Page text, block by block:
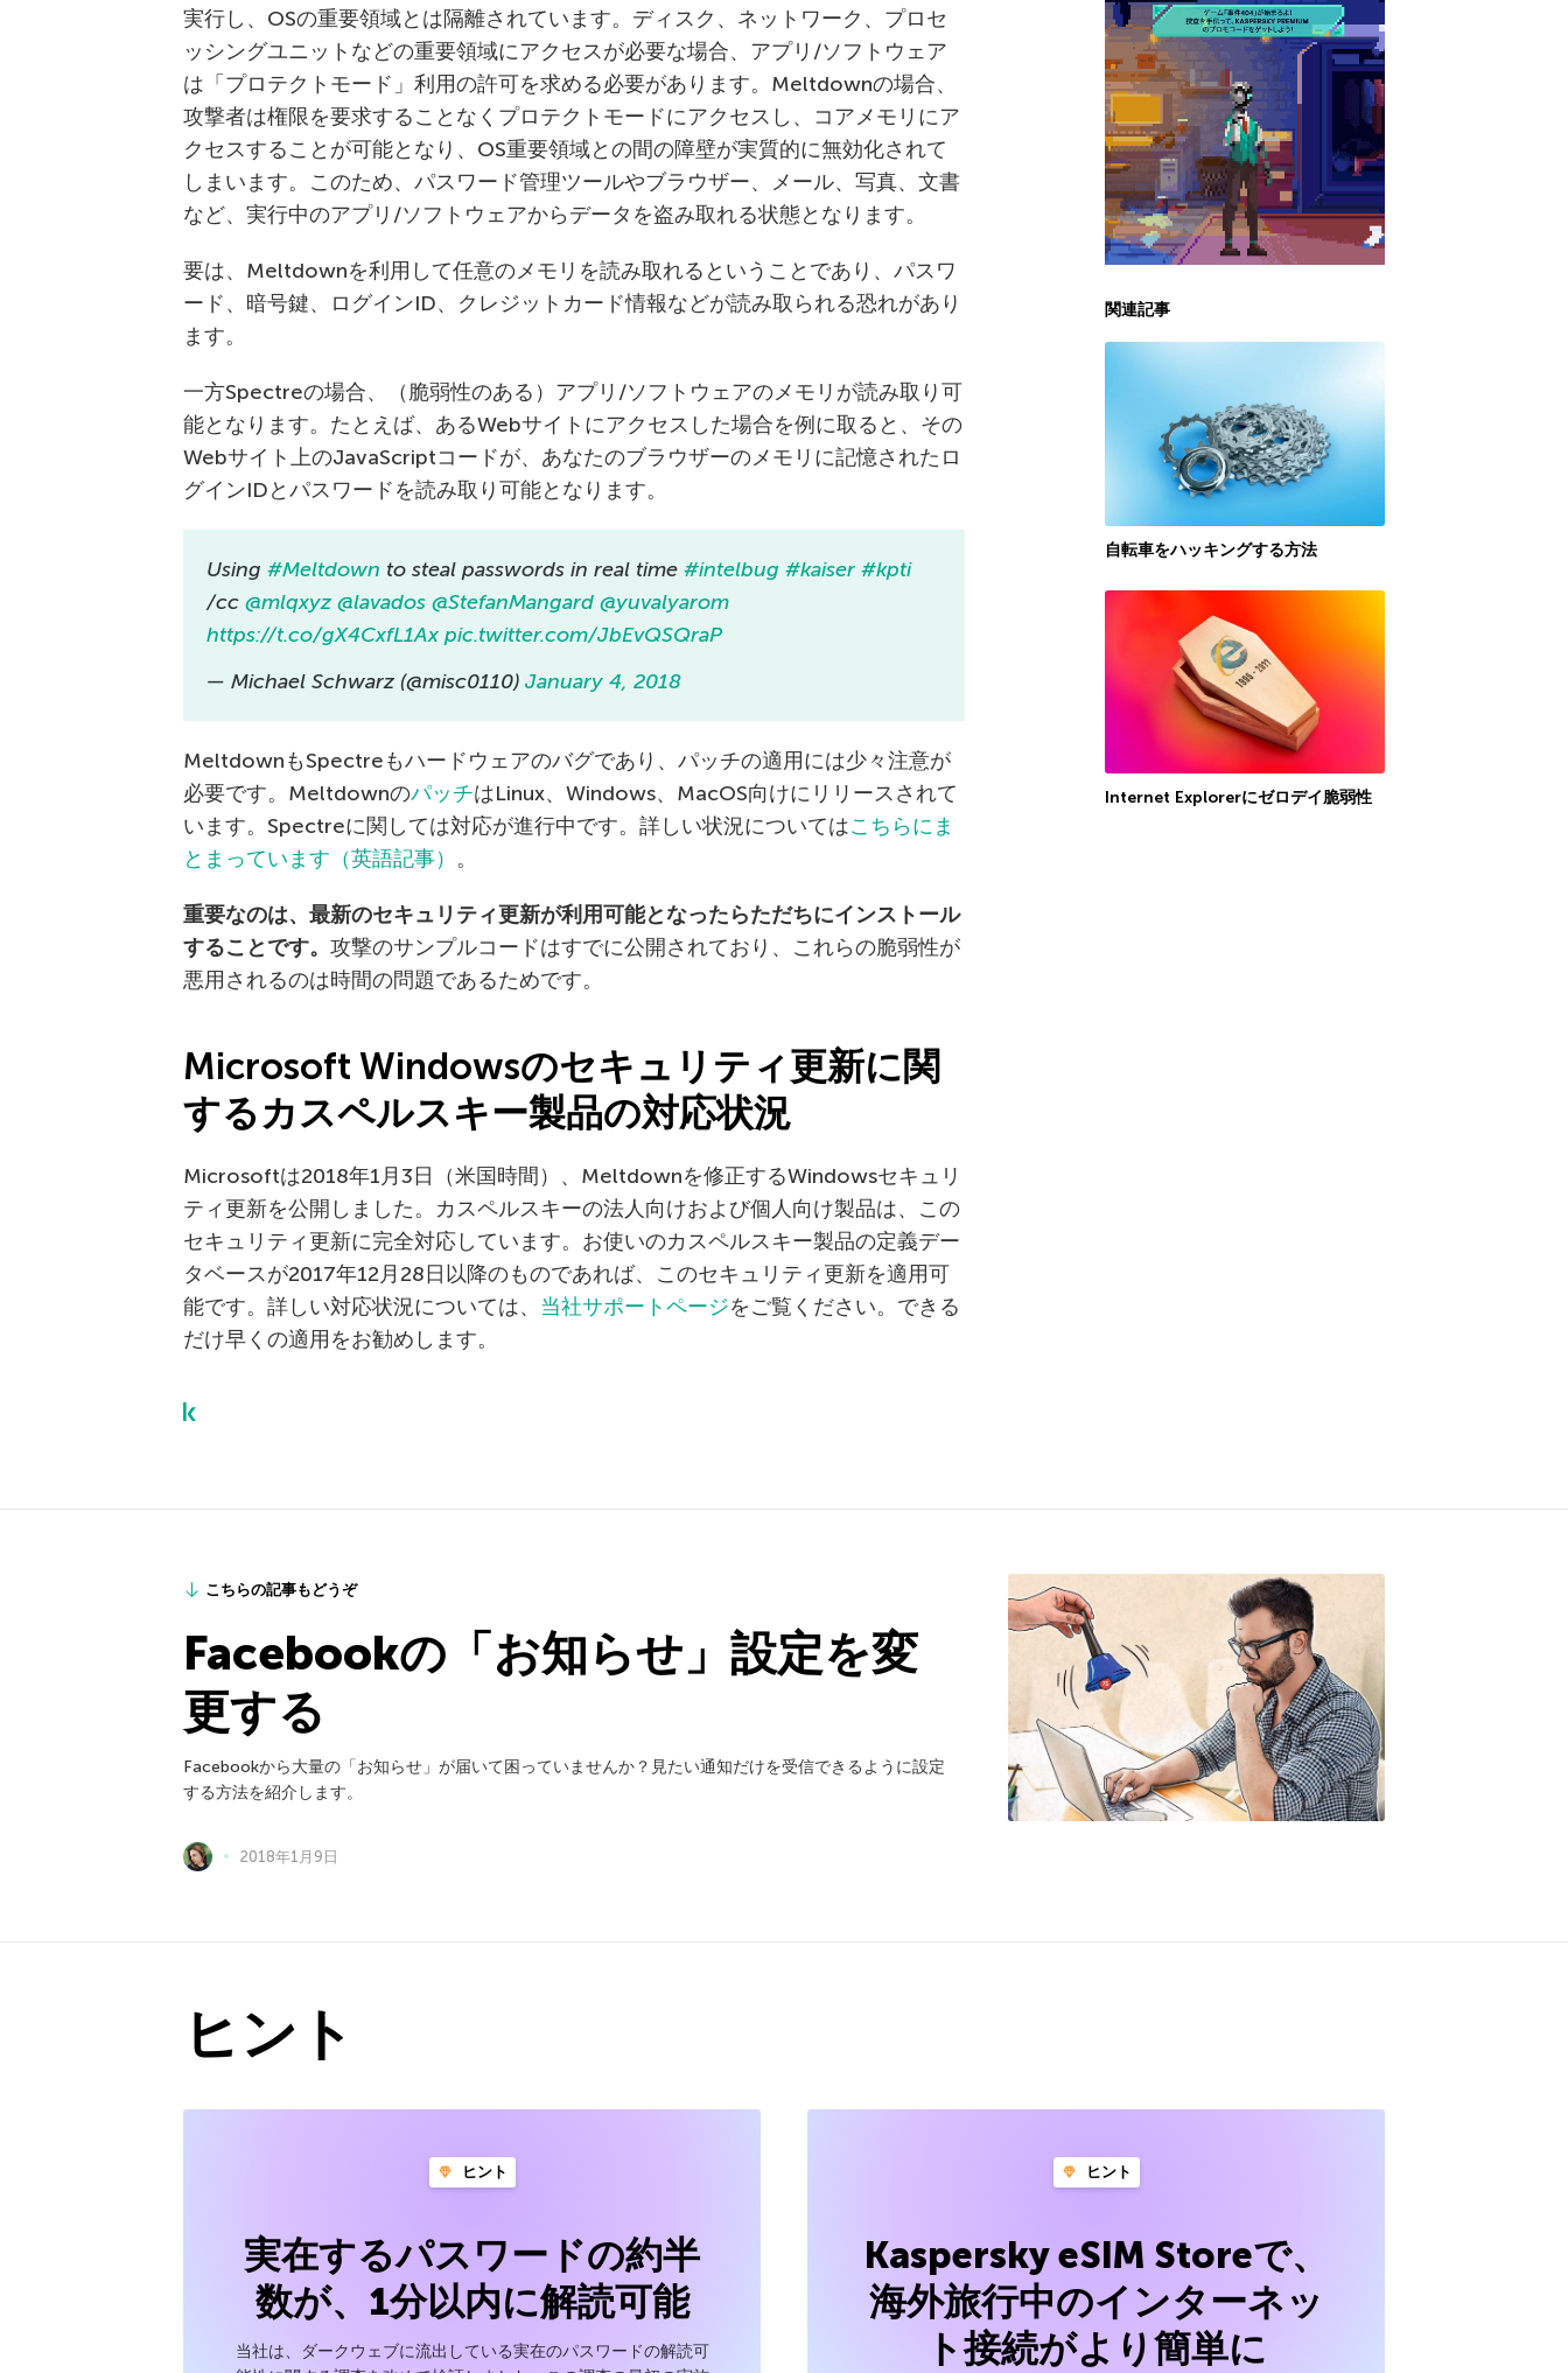
実行し、OSの重要領域とは隔離されています。ディスク、ネットワーク、プロセ
ッシングユニットなどの重要領域にアクセスが必要な場合、アプリ/ソフトウェア
は「プロテクトモード」利用の許可を求める必要があります。Meltdownの場合、
攻撃者は権限を要求することなくプロテクトモードにアクセスし、コアメモリにア
クセスすることが可能となり、OS重要領域との間の障壁が実質的に無効化されて
しまいます。このため、パスワード管理ツールやブラウザー、メール、写真、文書
など、実行中のアプリ/ソフトウェアからデータを盗み取れる状態となります。
要は、Meltdownを利用して任意のメモリを読み取れるということであり、パスワ
ード、暗号鍵、ログインID、クレジットカード情報などが読み取られる恐れがあり
ます。
一方Spectreの場合、（脆弱性のある）アプリ/ソフトウェアのメモリが読み取り可
能となります。たとえば、あるWebサイトにアクセスした場合を例に取ると、その
Webサイト上のJavaScriptコードが、あなたのブラウザーのメモリに記憶されたロ
グインIDとパスワードを読み取り可能となります。
Using #Meltdown to steal passwords in real time #intelbug #kaiser #kpti
/cc @mlqxyz @lavados @StefanMangard @yuvalyarom
https://t.co/gX4CxfL1Ax pic.twitter.com/JbEvQSQraP
— Michael Schwarz (@misc0110) January 4, 2018
MeltdownもSpectreもハードウェアのバグであり、パッチの適用には少々注意が
必要です。MeltdownのパッチはLinux、Windows、MacOS向けにリリースされて
います。Spectreに関しては対応が進行中です。詳しい状況についてはこちらにま
とまっています（英語記事） 。
重要なのは、最新のセキュリティ更新が利用可能となったらただちにインストール
することです。 攻撃のサンプルコードはすでに公開されており、これらの脆弱性が
悪用されるのは時間の問題であるためです。
Microsoft Windowsのセキュリティ更新に関
するカスペルスキー製品の対応状況
Microsoftは2018年1月3日（米国時間）、Meltdownを修正するWindowsセキュリ
ティ更新を公開しました。カスペルスキーの法人向けおよび個人向け製品は、この
セキュリティ更新に完全対応しています。お使いのカスペルスキー製品の定義デー
タベースが2017年12月28日以降のものであれば、このセキュリティ更新を適用可
能です。詳しい対応状況については、 当社サポートページをご覧ください。できる
だけ早くの適用をお勧めします。
関連記事
自転車をハッキングする方法
Internet Explorerにゼロデイ脆弱性
こちらの記事もどうぞ
Facebookの「お知らせ」設定を変
更する
Facebookから大量の「お知らせ」が届いて困っていませんか？見たい通知だけを受信できるように設定
する方法を紹介します。
2018年1月9日
ヒント
ヒント
実在するパスワードの約半
数が、1分以内に解読可能
当社は、ダークウェブに流出している実在のパスワードの解読可
ヒント
Kaspersky eSIM Storeで、
海外旅行中のインターネッ
ト接続がより簡単に